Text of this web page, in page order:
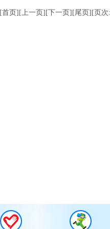
[首页] [上一页] [下一页] [尾页] [页次: